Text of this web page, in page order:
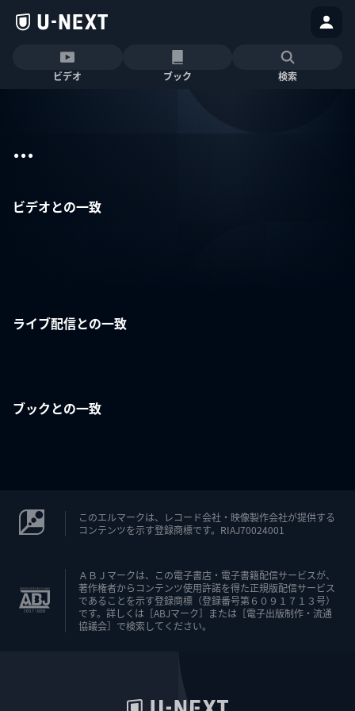
ビデオ ブック 検索
...
ビデオとの一致
ライブ配信との一致
ブックとの一致
このエルマークは、レコード会社・映像製作会社が提供する
コンテンツを示す登録商標です。RIAJ70024001
ＡＢＪマークは、この電子書店・電子書籍配信サービスが、
著作権者からコンテンツ使用許諾を得た正規版配信サービス
であることを示す登録商標（登録番号第６０９１７１３号）
です。詳しくは［ABJマーク］または［電子出版制作・流通
協議会］で検索してください。